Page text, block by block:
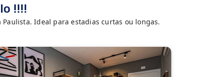
!!!!
Ideal para estadias curtas ou longas.